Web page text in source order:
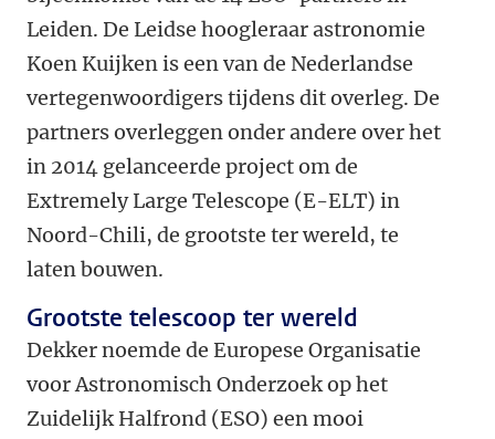
Leiden. De Leidse hoogleraar astronomie
Koen Kuijken is een van de Nederlandse
vertegenwoordigers tijdens dit overleg. De
partners overleggen onder andere over het
in 2014 gelanceerde project om de
Extremely Large Telescope (E-ELT) in
Noord-Chili, de grootste ter wereld, te
laten bouwen.
Grootste telescoop ter wereld
Dekker noemde de Europese Organisatie
voor Astronomisch Onderzoek op het
Zuidelijk Halfrond (ESO) een mooi